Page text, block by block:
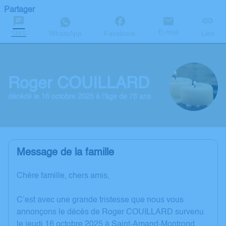
Partager
SMS WhatsApp Facebook E-mail Lien
Roger COUILLARD
décédé le 16 octobre 2025 à l'âge de 76 ans
Message de la famille
Chère famille, chers amis,
C’est avec une grande tristesse que nous vous
annonçons le décès de Roger COUILLARD survenu